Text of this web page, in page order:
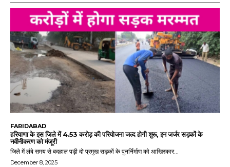
FARIDABAD
हरियाणा के इस जिले में 4.53 करोड़ की परियोजना जल्द होगी शुरू, इन जर्जर सड़कों के
नवीनीकरण को मंजूरी
जिले में लंबे समय से बदहाल पड़ी दो प्रमुख सड़कों के पुनर्निर्माण को आखिरकार...
December 8, 2025